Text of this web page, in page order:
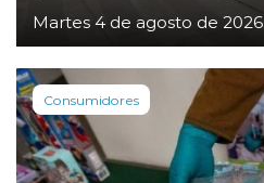
Martes 4 de agosto de 2026
Consumidores